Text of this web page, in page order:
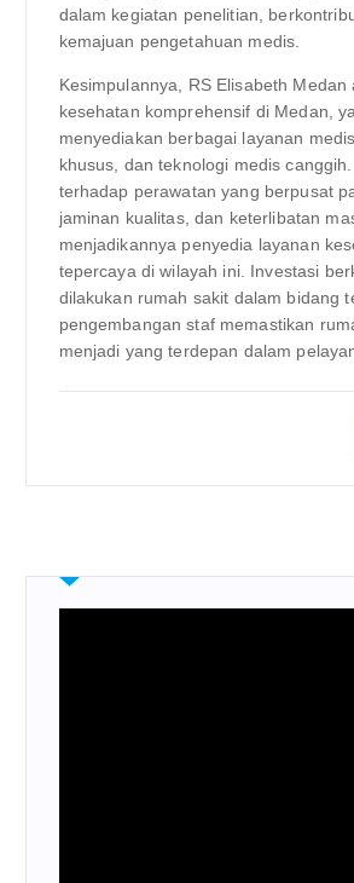
dalam kegiatan penelitian,
kemajuan pengetahuan medis.
Kesimpulannya, RS Elisabeth Medan
kesehatan komprehensif di Medan,
menyediakan berbagai layanan
khusus, dan teknologi medis
terhadap perawatan yang berpusat
jaminan kualitas, dan keterlibatan
menjadikannya penyedia layanan
tepercaya di wilayah ini. Investasi
dilakukan rumah sakit dalam bidang
pengembangan staf memastikan
menjadi yang terdepan dalam